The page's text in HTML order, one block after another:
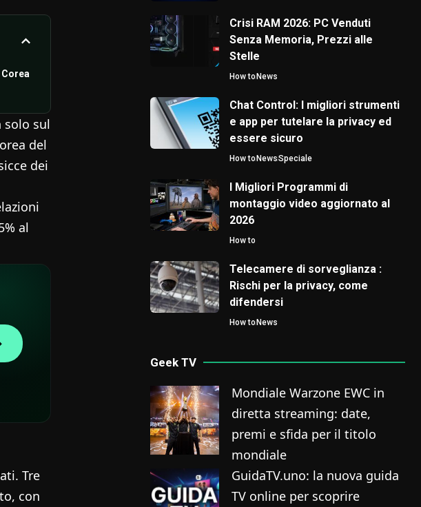
solo sul
del
dei
al
Tre
con
Crisi RAM 2026: PC Venduti
Senza Memoria, Prezzi alle
Stelle
How toNews
Chat Control: I migliori strumenti
e app per tutelare la privacy ed
essere sicuro
How toNewsSpeciale
I Migliori Programmi di
montaggio video aggiornato al
2026
How to
Telecamere di sorveglianza :
Rischi per la privacy, come
difendersi
How toNews
Geek TV
Mondiale Warzone EWC in
diretta streaming: date,
premi e sfida per il titolo
mondiale
GuidaTV.uno: la nuova guida
TV online per scoprire